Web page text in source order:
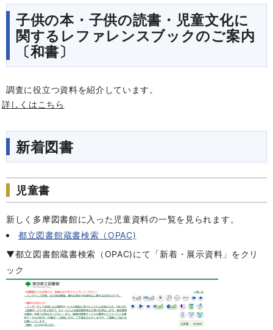
子供の本・子供の読書・児童文化に
関するレファレンスブックのご案内
〔和書〕
調査に役立つ資料を紹介しています。
詳しくはこちら
新着図書
児童書
新しく多摩図書館に入った児童資料の一覧を見られます。
都立図書館蔵書検索（OPAC)
▼都立図書館蔵書検索（OPAC)にて「新着・展示資料」をクリ
ック